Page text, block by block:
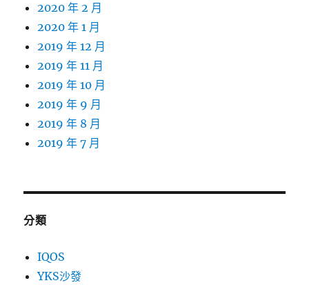
2020 年 2 月
2020 年 1 月
2019 年 12 月
2019 年 11 月
2019 年 10 月
2019 年 9 月
2019 年 8 月
2019 年 7 月
分類
IQOS
YKS沙發